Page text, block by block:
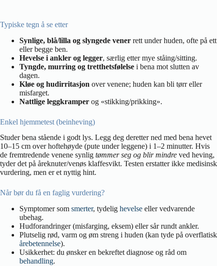
Typiske tegn å se etter
Synlige, blå/lilla og slyngede vener rett under huden, ofte på ett
eller begge ben.
Hevelse i ankler og legger, særlig etter mye ståing/sitting.
Tyngde, murring og tretthetsfølelse i bena mot slutten av
dagen.
Kløe og hudirritasjon over venene; huden kan bli tørr eller
misfarget.
Nattlige leggkramper og «stikking/prikking».
Enkel hjemmetest (beinheving)
Studer bena stående i godt lys. Legg deg deretter ned med bena hevet
10–15 cm over hoftehøyde (pute under leggene) i 1–2 minutter. Hvis
de fremtredende venene synlig tømmer seg og blir mindre ved heving,
tyder det på åreknuter/venøs klaffesvikt. Testen erstatter ikke medisinsk
vurdering, men er et nyttig hint.
Når bør du få en faglig vurdering?
Symptomer som smerter, tydelig hevelse eller vedvarende
ubehag.
Hudforandringer (misfarging, eksem) eller sår rundt ankler.
Plutselig rød, varm og øm streng i huden (kan tyde på overflatisk
årebetennelse).
Usikkerhet: du ønsker en bekreftet diagnose og råd om
behandling.